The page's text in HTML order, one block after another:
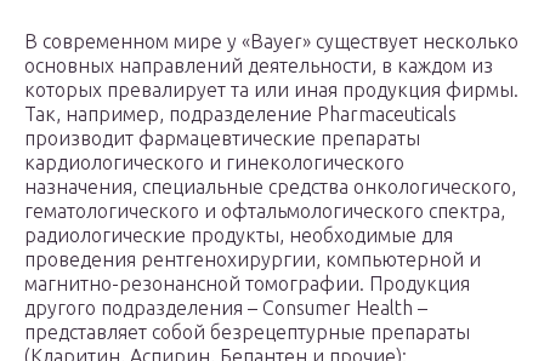
В современном мире у «Bayer» существует несколько
основных направлений деятельности, в каждом из
которых превалирует та или иная продукция фирмы.
Так, например, подразделение Pharmaceuticals
производит фармацевтические препараты
кардиологического и гинекологического
назначения, специальные средства онкологического,
гематологического и офтальмологического спектра,
радиологические продукты, необходимые для
проведения рентгенохирургии, компьютерной и
магнитно-резонансной томографии. Продукция
другого подразделения – Consumer Health –
представляет собой безрецептурные препараты
(Кларитин, Аспирин, Бепантен и прочие):